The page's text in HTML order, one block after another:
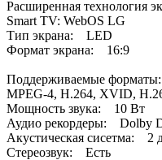
Расширенная технология
Smart TV: WebOS LG
Тип экрана: LED
Формат экрана: 16:9
Поддерживаемые
MPEG-4, H.264, XVID,
Мощность звука: 10 Вт
Аудио рекордеры: Dolby
Акустическая сисетма: 2
Стереозвук: Есть